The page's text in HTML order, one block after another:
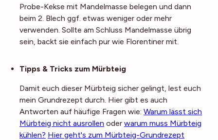
Probe-Kekse mit Mandelmasse belegen und dann
beim 2. Blech ggf. etwas weniger oder mehr
verwenden. Sollte am Schluss Mandelmasse übrig
sein, backt sie einfach pur wie Florentiner mit.
Tipps & Tricks zum Mürbteig
Damit euch dieser Mürbteig sicher gelingt, lest euch
mein Grundrezept durch. Hier gibt es auch
Antworten auf häufige Fragen wie: Warum lässt sich
Mürbteig nicht ausrollen oder warum muss Mürbteig
kühlen? Hier geht's zum Mürbteig-Grundrezept